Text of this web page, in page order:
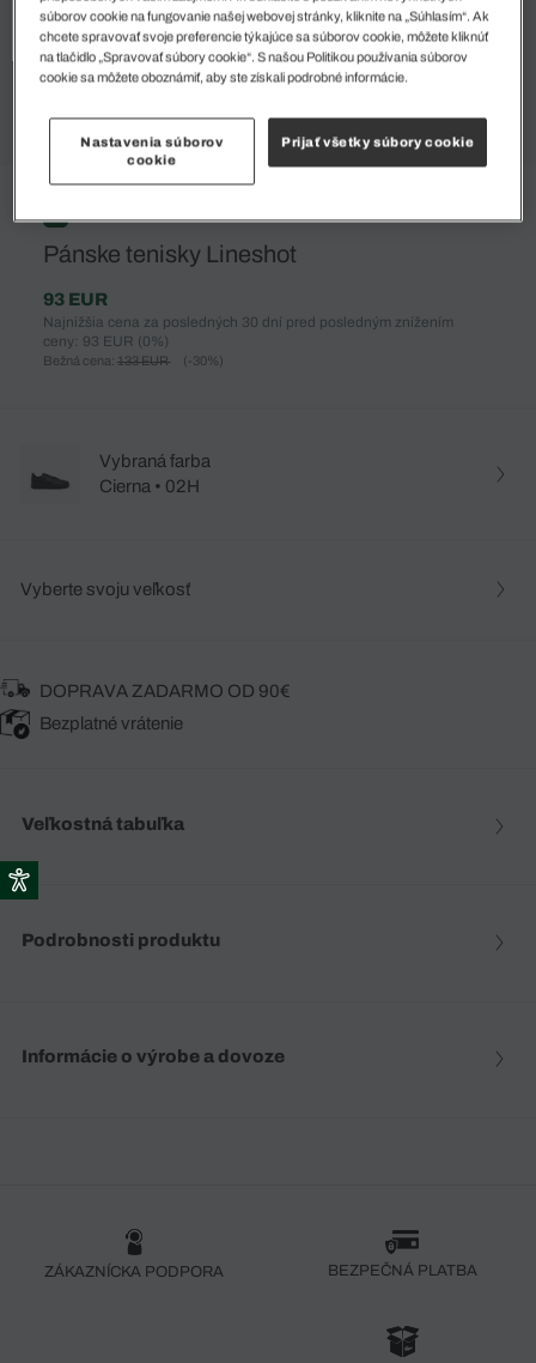
%
Pánske tenisky Lineshot
93 EUR
Najnižšia cena za posledných 30 dní pred posledným znížením
ceny: 93 EUR (0%)
Bežná cena: 133 EUR (-30%)
Vybraná farba
Cierna • 02H
Vyberte svoju veľkosť
DOPRAVA ZADARMO OD 90€
Bezplatné vrátenie
Veľkostná tabuľka
Podrobnosti produktu
Informácie o výrobe a dovoze
ZÁKAZNÍCKA PODPORA BEZPEČNÁ PLATBA
súborov cookie na fungovanie našej webovej stránky, kliknite na „Súhlasím“. Ak
chcete spravovať svoje preferencie týkajúce sa súborov cookie, môžete kliknúť
na tlačidlo „Spravovať súbory cookie“. S našou Politikou používania súborov
cookie sa môžete oboznámiť, aby ste získali podrobné informácie.
Nastavenia súborov
cookie
Prijať všetky súbory cookie